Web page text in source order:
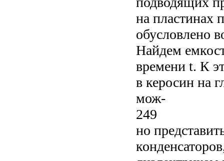
на пластинах
обусловлено
Найдем
времени t. К
в керосин на
мож-
249
но